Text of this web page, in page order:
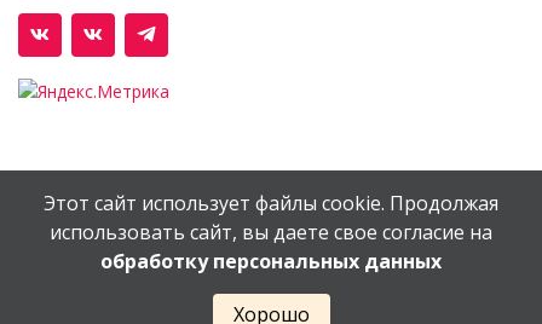
© Орехово-Зуевский железнодорожный техникум им.
В.И.Бондаренко
Сайт создан вEV-DV.RU
Этот сайт использует файлы cookie. Продолжая
использовать сайт, вы даете свое согласие на
обработку персональных данных
Хорошо